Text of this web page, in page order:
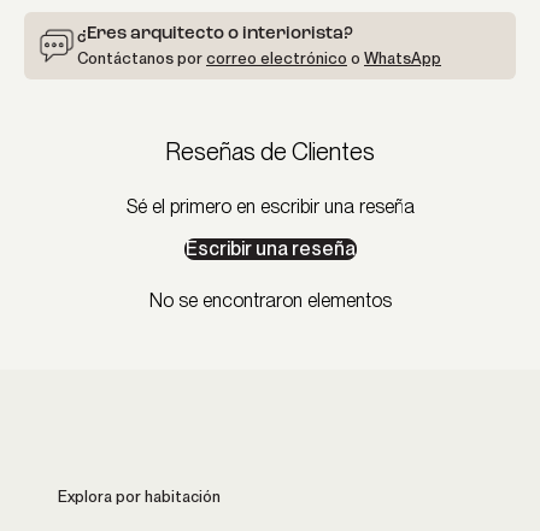
¿Eres arquitecto o interiorista?
Contáctanos porcorreo electrónico o WhatsApp
Reseñas de Clientes
Sé el primero en escribir una reseña
Escribir una reseña
No se encontraron elementos